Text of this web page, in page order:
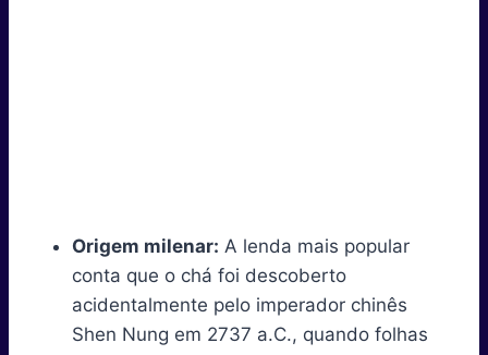
Origem milenar: A lenda mais popular
conta que o chá foi descoberto
acidentalmente pelo imperador chinês
Shen Nung em 2737 a.C., quando folhas